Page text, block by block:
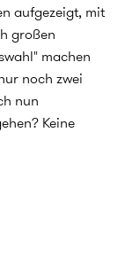
aufgezeigt, mit
großen
machen
noch zwei
nun
Keine